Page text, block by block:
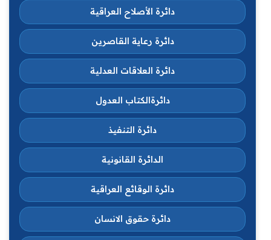
دائرة الأصلاح العراقية
دائرة رعاية القاصرين
دائرة العلاقات العدلية
دائرةالكتاب العدول
دائرة التنفيذ
الدائرة القانونية
دائرة الوقائع العراقية
دائرة حقوق الانسان